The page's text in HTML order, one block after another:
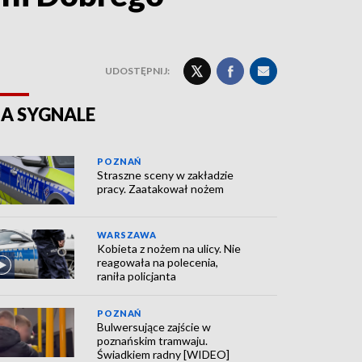
UDOSTĘPNIJ:
SYGNALE
POZNAŃ
Straszne sceny w zakładzie
pracy. Zaatakował nożem
WARSZAWA
Kobieta z nożem na ulicy. Nie
reagowała na polecenia,
raniła policjanta
POZNAŃ
Bulwersujące zajście w
poznańskim tramwaju.
Świadkiem radny [WIDEO]